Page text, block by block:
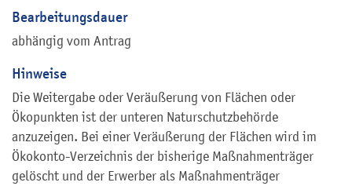
Bearbeitungsdauer
abhängig vom Antrag
Hinweise
Die Weitergabe oder Veräußerung von Flächen oder
Ökopunkten ist der unteren Naturschutzbehörde
anzuzeigen. Bei einer Veräußerung der Flächen wird im
Ökokonto-Verzeichnis der bisherige Maßnahmenträger
gelöscht und der Erwerber als Maßnahmenträger